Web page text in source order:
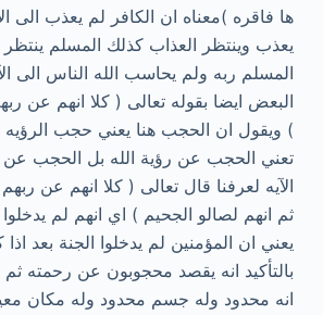
ها فاقره )معناه ان الكافر لم يعذب الى
يعذب وينتظر العذاب كذلك المسلم
المسلم ربه ولم يحاسب الله الناس الى
البعض ايضا بقوله تعالى ( كلا انهم عن
) ويقول ان الحجب هنا يعني حجب الرؤيه
تعني الحجب عن رؤية الله بل الحجب عن
الآيه لعرفنا قال تعالى ( كلا انهم عن
ثم انهم لصالو الجحيم ) اي انهم لم
يعني ان المؤمنين لم يدخلوا الجنة بعد
بالتأكيد انه يقصد محجوبون عن رحمته ثم
انه محدود وله جسم محدود وله مكان